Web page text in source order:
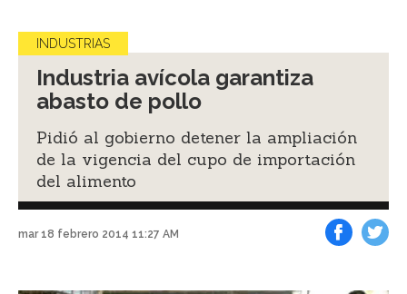
INDUSTRIAS
Industria avícola garantiza
abasto de pollo
Pidió al gobierno detener la ampliación
de la vigencia del cupo de importación
del alimento
mar 18 febrero 2014 11:27 AM